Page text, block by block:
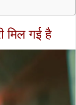
मिल गई है